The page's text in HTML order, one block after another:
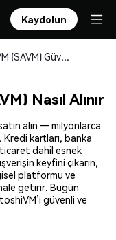
Kaydolun
SatoshiVM (SAVM) Güvenle Satın Alın ve Saklayın
Nasıl Alınır
alın — milyonlarca
kartları, banka
ticaret dahil esnek
keyfini çıkarın,
platformu ve
getirir. Bugün
güvenli ve